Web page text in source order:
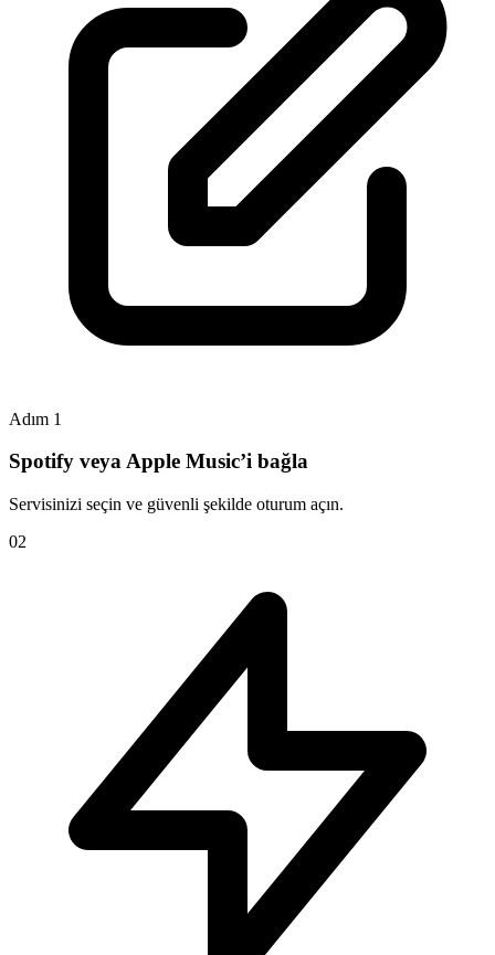
Adım 1
Spotify veya Apple Music’i bağla
Servisinizi seçin ve güvenli şekilde oturum açın.
02